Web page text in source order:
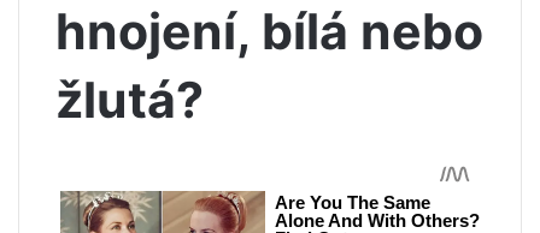
hnojení, bílá nebo
žlutá?